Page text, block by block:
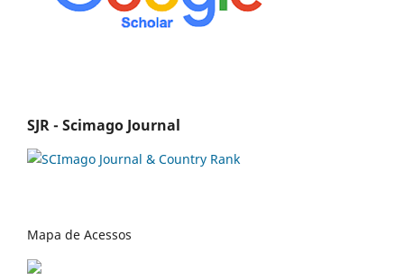
SJR - Scimago Journal
Mapa de Acessos